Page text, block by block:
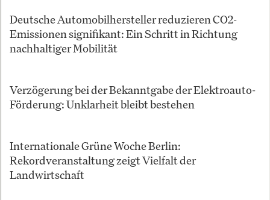
Deutsche Automobilhersteller reduzieren CO2-
Emissionen signifikant: Ein Schritt in Richtung
nachhaltiger Mobilität
Verzögerung bei der Bekanntgabe der Elektroauto-
Förderung: Unklarheit bleibt bestehen
Internationale Grüne Woche Berlin:
Rekordveranstaltung zeigt Vielfalt der
Landwirtschaft